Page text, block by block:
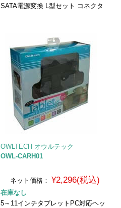
SATA電源変換 L型セット コネクタ
OWLTECH オウルテック
OWL-CARH01
ネット価格： ¥2,296(税込)
在庫なし
5～11インチタブレットPC対応ヘッ